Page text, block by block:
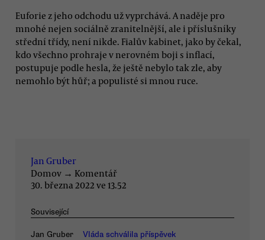
Euforie z jeho odchodu už vyprchává. A naděje pro
mnohé nejen sociálně zranitelnější, ale i příslušníky
střední třídy, není nikde. Fialův kabinet, jako by čekal,
kdo všechno prohraje v nerovném boji s inflací,
postupuje podle hesla, že ještě nebylo tak zle, aby
nemohlo být hůř; a populisté si mnou ruce.
Jan Gruber
Domov → Komentář
30. března 2022 ve 13.52
Související
Jan Gruber
Vláda schválila příspěvek